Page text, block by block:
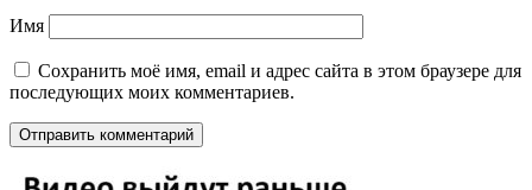
Имя
Сохранить моё имя, email и адрес сайта в этом браузере для
последующих моих комментариев.